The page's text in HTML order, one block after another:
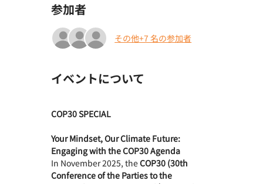
参加者
その他+7 名の参加者
イベントについて
COP30 SPECIAL
Your Mindset, Our Climate Future:
Engaging with the COP30 Agenda
In November 2025, the COP30 (30th
Conference of the Parties to the